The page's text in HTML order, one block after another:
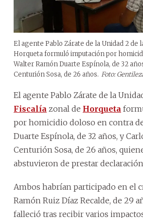
El agente Pablo Zárate de la Unidad 2 de
Horqueta formuló imputación por
Walter Ramón Duarte Espínola, de 32
Centurión Sosa, de 26 años. Foto:
El agente Pablo Zárate de la
Fiscalía zonal de Horqueta
por homicidio doloso en contra
Duarte Espínola, de 32 años, y
Centurión Sosa, de 26 años,
abstuvieron de prestar
Ambos habrían participado en el
Ramón Ruiz Díaz Recalde, de 29
falleció tras recibir varios